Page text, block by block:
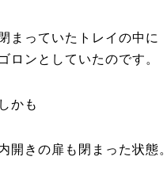
閉まっていたトレイの中に
ゴロンとしていたのです。
しかも
開きの扉も閉まった状態。